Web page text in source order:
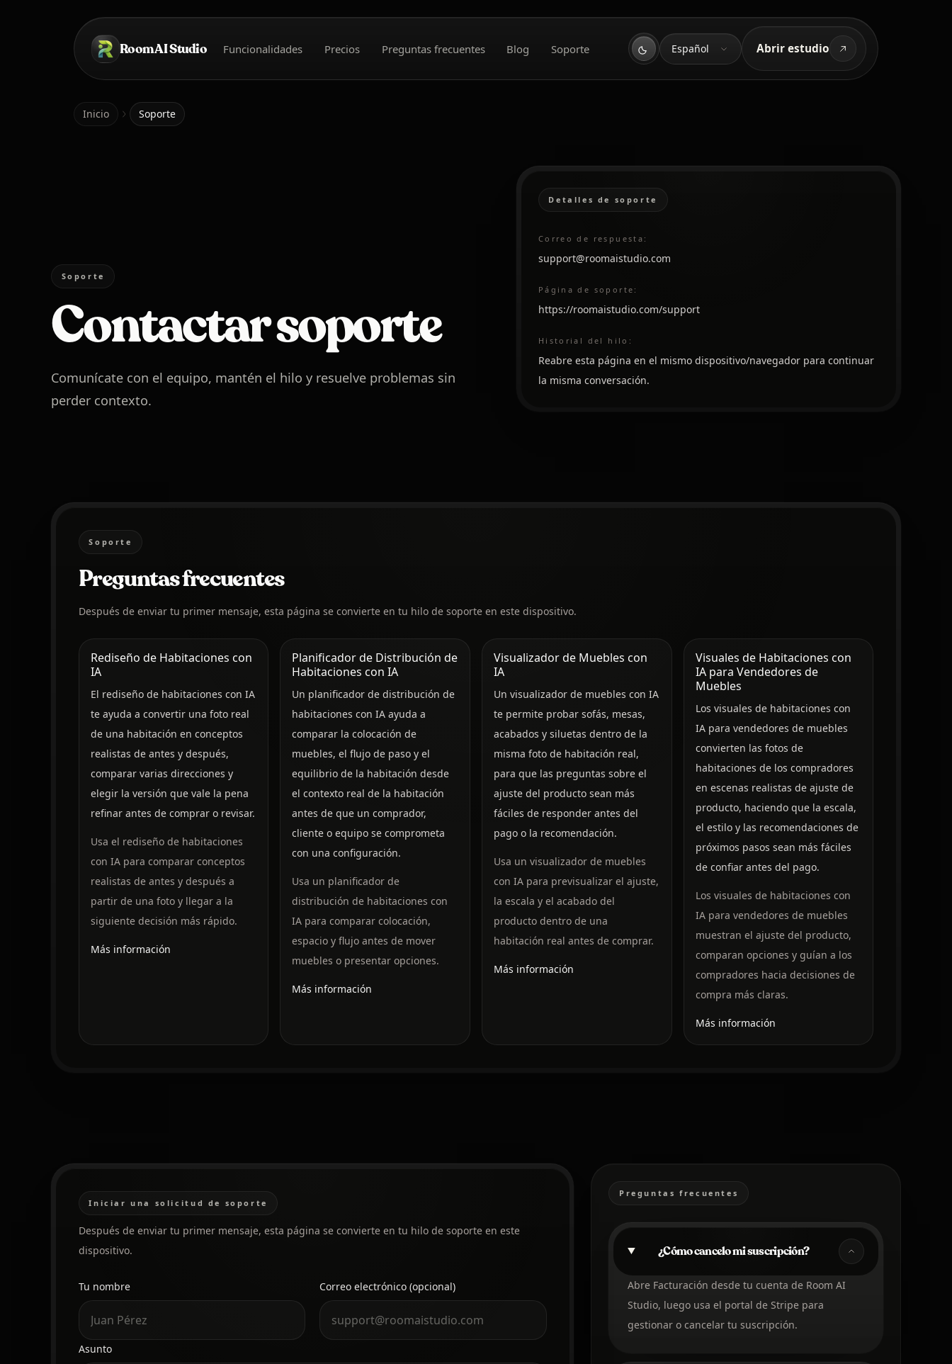
Room AI Studio
Inicio Funcionalidades Precios Preguntas frecuentes Blog Soporte Idioma
Español Abrir estudio
Inicio Soporte
Soporte
Contactar soporte
Comunícate con el equipo, mantén el hilo y resuelve problemas sin
perder contexto.
Detalles de soporte
Correo de respuesta:
support@roomaistudio.com
Página de soporte:
https://roomaistudio.com/support
Historial del hilo:
Reabre esta página en el mismo dispositivo/navegador para continuar
la misma conversación.
Soporte
Preguntas frecuentes
Después de enviar tu primer mensaje, esta página se convierte en tu hilo de soporte en este dispositivo.
Rediseño de Habitaciones con
IA
El rediseño de habitaciones con IA
te ayuda a convertir una foto real
de una habitación en conceptos
realistas de antes y después,
comparar varias direcciones y
elegir la versión que vale la pena
refinar antes de comprar o revisar.
Usa el rediseño de habitaciones
con IA para comparar conceptos
realistas de antes y después a
partir de una foto y llegar a la
siguiente decisión más rápido.
Más información
Planificador de Distribución de
Habitaciones con IA
Un planificador de distribución de
habitaciones con IA ayuda a
comparar la colocación de
muebles, el flujo de paso y el
equilibrio de la habitación desde
el contexto real de la habitación
antes de que un comprador,
cliente o equipo se comprometa
con una configuración.
Usa un planificador de
distribución de habitaciones con
IA para comparar colocación,
espacio y flujo antes de mover
muebles o presentar opciones.
Más información
Visualizador de Muebles con
IA
Un visualizador de muebles con IA
te permite probar sofás, mesas,
acabados y siluetas dentro de la
misma foto de habitación real,
para que las preguntas sobre el
ajuste del producto sean más
fáciles de responder antes del
pago o la recomendación.
Usa un visualizador de muebles
con IA para previsualizar el ajuste,
la escala y el acabado del
producto dentro de una
habitación real antes de comprar.
Más información
Visuales de Habitaciones con
IA para Vendedores de
Muebles
Los visuales de habitaciones con
IA para vendedores de muebles
convierten las fotos de
habitaciones de los compradores
en escenas realistas de ajuste de
producto, haciendo que la escala,
el estilo y las recomendaciones de
próximos pasos sean más fáciles
de confiar antes del pago.
Los visuales de habitaciones con
IA para vendedores de muebles
muestran el ajuste del producto,
comparan opciones y guían a los
compradores hacia decisiones de
compra más claras.
Más información
Iniciar una solicitud de soporte
Después de enviar tu primer mensaje, esta página se convierte en tu hilo de soporte en este
dispositivo.
Sitio web
Tu nombre Correo electrónico (opcional)
Asunto
Preguntas frecuentes
¿Cómo cancelo mi suscripción?
Abre Facturación desde tu cuenta de Room AI
Studio, luego usa el portal de Stripe para
gestionar o cancelar tu suscripción.